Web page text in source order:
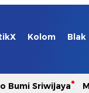
Kolom Blak
Bumi Sriwijaya